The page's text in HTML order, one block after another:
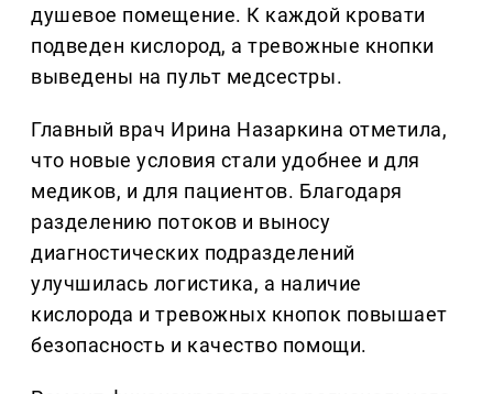
душевое помещение. К каждой кровати
подведен кислород, а тревожные кнопки
выведены на пульт медсестры.
Главный врач Ирина Назаркина отметила,
что новые условия стали удобнее и для
медиков, и для пациентов. Благодаря
разделению потоков и выносу
диагностических подразделений
улучшилась логистика, а наличие
кислорода и тревожных кнопок повышает
безопасность и качество помощи.